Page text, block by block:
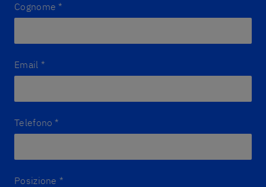
Cognome *
Email *
Telefono *
Posizione *